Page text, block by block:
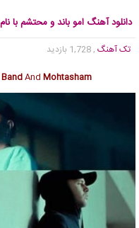
دانلود آهنگ امو باند و محتشم با
تک آهنگ , 1,728 بازدید
And Mohtasham